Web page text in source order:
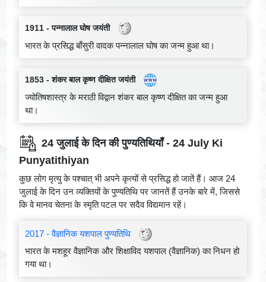
1911 - पन्नालाल घोष जयंती
भारत के प्रसिद्ध बाँसुरी वादक पन्नालाल घोष का जन्म हुआ था।
1853 - शंकर बाल कृष्ण दीक्षित जयंती
ज्योतिषशास्त्र के मराठी विद्वान शंकर बाल कृष्ण दीक्षित का जन्म हुआ
था।
24 जुलाई के दिन की पुण्यतिथियाँ - 24 July Ki
Punyatithiyan
कुछ लोग मृत्यु के पश्चात् भी अपने कृत्यों से प्रसिद्ध हो जातें हैं। आज 24
जुलाई के दिन उन व्यक्तियों के पुण्यतिथि पर जानतें हैं उनके बारे में, जिससे
कि वे मानव चेतना के स्मृति पटल पर सदैव विद्यमान रहें।
2017 - वैज्ञानिक यशपाल पुण्यतिथि
भारत के मशहूर वैज्ञानिक और शिक्षाविद यशपाल (वैज्ञानिक) का निधन हो
गया था।